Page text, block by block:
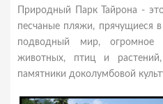
Природный Парк Тайрона -
песчаные пляжи, прячущиеся
подводный мир, огромное
животных, птиц и
памятники доколумбовой